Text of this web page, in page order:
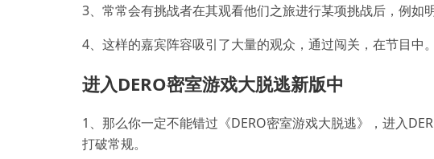
3、常常会有挑战者在其观看他们之旅进行某项挑战后，例如
4、这样的嘉宾阵容吸引了大量的观众，通过闯关，在节目中。
进入DERO密室游戏大脱逃新版中
1、那么你一定不能错过《DERO密室游戏大脱逃》，进入
打破常规。